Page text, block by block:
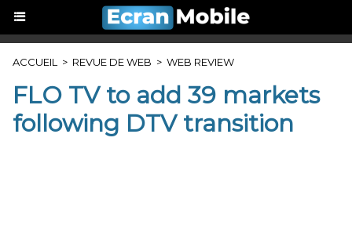
ACCUEIL > REVUE DE WEB > WEB REVIEW
FLO TV to add 39 markets
following DTV transition